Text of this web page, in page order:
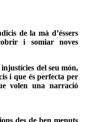
de la mà d’éssers
i somiar noves
del seu món,
i que és perfecta per
volen una narració
des de ben menuts